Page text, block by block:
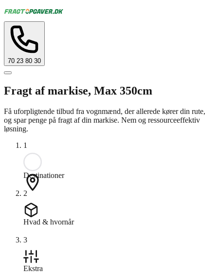
70 23 80 30
Fragt af markise, Max 350cm
Få uforpligtende tilbud fra vognmænd, der allerede kører din rute,
og spar penge på fragt af din markise. Nem og ressourceeffektiv
løsning.
1
Destinationer
2
Hvad & hvornår
3
Ekstra